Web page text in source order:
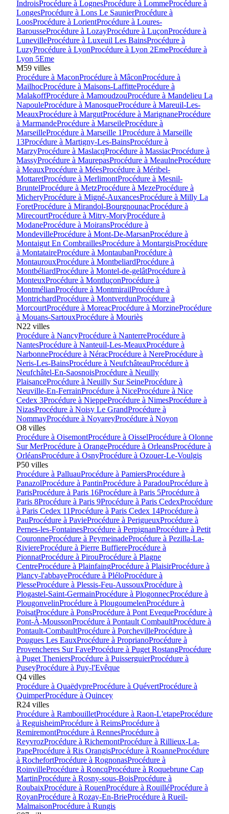
IndroisProcédure à LognesProcédure à LommeProcédure à
LongesProcédure à Lons Le SaunierProcédure à
LoosProcédure à LorientProcédure à Loures-
BarousseProcédure à LozayProcédure à LuçonProcédure à
LunevilleProcédure à Luxeuil Les BainsProcédure à
LuzyProcédure à LyonProcédure à Lyon 2EmeProcédure à
Lyon 5Eme
M59 villes
Procédure à MaconProcédure à MâconProcédure à
MailhocProcédure à Maisons-LaffitteProcédure à
MalakoffProcédure à MamoudzouProcédure à Mandelieu La
NapouleProcédure à ManosqueProcédure à Mareuil-Les-
MeauxProcédure à MargutProcédure à MarignaneProcédure
à MarmandeProcédure à MarseileProcédure à
MarseilleProcédure à Marseille 1Procédure à Marseille
13Procédure à Martigny-Les-BainsProcédure à
MarzyProcédure à MaslacqProcédure à MassiacProcédure à
MassyProcédure à MaurepasProcédure à MeaulneProcédure
à MeauxProcédure à MéesProcédure à Méribel-
MottaretProcédure à MerlimontProcédure à Mesnil-
BruntelProcédure à MetzProcédure à MezeProcédure à
MicheryProcédure à Migné-AuxancesProcédure à Milly La
ForetProcédure à Mirandol-BourgnounacProcédure à
MirecourtProcédure à Mitry-MoryProcédure à
ModaneProcédure à MoiransProcédure à
MondevilleProcédure à Mont-De-MarsanProcédure à
Montaigut En CombraillesProcédure à MontargisProcédure
à MontataireProcédure à MontaubanProcédure à
MontaurouxProcédure à MontbeliardProcédure à
MontbéliardProcédure à Montel-de-gelâtProcédure à
MonteuxProcédure à MontluçonProcédure à
MontmélianProcédure à MontmirailProcédure à
MontrichardProcédure à MontverdunProcédure à
MorcourtProcédure à MoreacProcédure à MorzineProcédure
à Mouans-SartouxProcédure à Mouriès
N22 villes
Procédure à NancyProcédure à NanterreProcédure à
NantesProcédure à Nanteuil-Les-MeauxProcédure à
NarbonneProcédure à NéracProcédure à NereProcédure à
Neris-Les-BainsProcédure à NeufchâteauProcédure à
Neufchâtel-En-SaosnoisProcédure à Neuilly
PlaisanceProcédure à Neuilly Sur SeineProcédure à
Neuville-En-FerrainProcédure à NiceProcédure à Nice
Cedex 3Procédure à NieppeProcédure à NimesProcédure à
NizasProcédure à Noisy Le GrandProcédure à
NommayProcédure à NoyareyProcédure à Noyon
O8 villes
Procédure à OisemontProcédure à OisselProcédure à Olonne
Sur MerProcédure à OrangeProcédure à OrleansProcédure à
OrléansProcédure à OsnyProcédure à Ozouer-Le-Voulgis
P50 villes
Procédure à PalluauProcédure à PamiersProcédure à
PanazolProcédure à PantinProcédure à ParadouProcédure à
ParisProcédure à Paris 16Procédure à Paris 5Procédure à
Paris 8Procédure à Paris 9Procédure à Paris CedexProcédure
à Paris Cedex 11Procédure à Paris Cedex 14Procédure à
PauProcédure à PavieProcédure à PerigueuxProcédure à
Pernes-les-FontainesProcédure à PerpignanProcédure à Petit
CouronneProcédure à PeymeinadeProcédure à Pezilla-La-
RiviereProcédure à Pierre BuffiereProcédure à
PionnatProcédure à PirouProcédure à Plagne
CentreProcédure à PlainfaingProcédure à PlaisirProcédure à
Plancy-l'abbayeProcédure à PléloProcédure à
PlesseProcédure à Plessis-Feu-AussouxProcédure à
Plogastel-Saint-GermainProcédure à PlogonnecProcédure à
PlougonvelinProcédure à PlougoumelenProcédure à
PoisatProcédure à PonsProcédure à Pont EvequeProcédure à
Pont-À-MoussonProcédure à Pontault CombaultProcédure à
Pontault-CombaultProcédure à PorchevilleProcédure à
Pougues Les EauxProcédure à ProprianoProcédure à
Provencheres Sur FaveProcédure à Puget RostangProcédure
à Puget TheniersProcédure à PuisserguierProcédure à
PuseyProcédure à Puy-l'Evêque
Q4 villes
Procédure à QuaëdypreProcédure à QuévertProcédure à
QuimperProcédure à Quincey
R24 villes
Procédure à RambouilletProcédure à Raon-L'etapeProcédure
à ReguisheimProcédure à ReimsProcédure à
RemiremontProcédure à RennesProcédure à
ReyvrozProcédure à RichemontProcédure à Rillieux-La-
PapeProcédure à Ris OrangisProcédure à RoanneProcédure
à RochefortProcédure à RognonasProcédure à
RoinvilleProcédure à RoncqProcédure à Roquebrune Cap
MartinProcédure à Rosny-sous-BoisProcédure à
RoubaixProcédure à RouenProcédure à RouilléProcédure à
RoyanProcédure à Rozay-En-BrieProcédure à Rueil-
MalmaisonProcédure à Rungis